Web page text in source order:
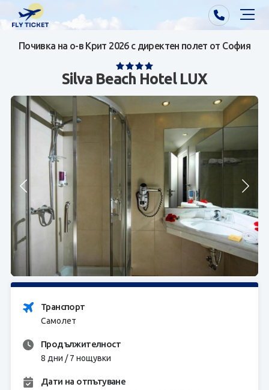
Почивки от Варна
Екзотика
Почивки от София/Пловдив/Бургас
Самолетни билети
Контакти
За нас
ЗАПИТВАНЕ
Почивка на о-в Крит 2026 с директен полет от София
Silva Beach Hotel LUX
Транспорт
Самолет
Продължителност
8 дни / 7 нощувки
Дати на отпътуване